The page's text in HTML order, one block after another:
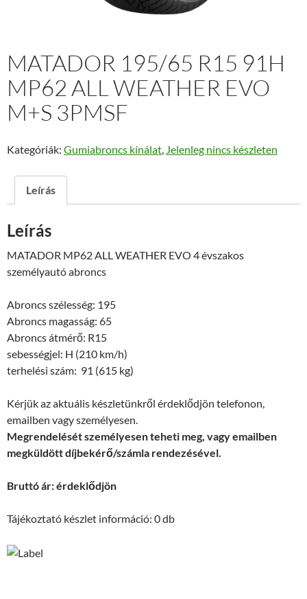
MATADOR 195/65 R15 91H
MP62 ALL WEATHER EVO
M+S 3PMSF
Kategóriák: Gumiabroncs kínálat, Jelenleg nincs készleten
Leírás
Leírás
MATADOR MP62 ALL WEATHER EVO 4 évszakos
személyautó abroncs
Abroncs szélesség: 195
Abroncs magasság: 65
Abroncs átmérő: R15
sebességjel: H (210 km/h)
terhelési szám: 91 (615 kg)
Kérjük az aktuális készletünkről érdeklődjön telefonon,
emailben vagy személyesen.
Megrendelését személyesen teheti meg, vagy emailben
megküldött díjbekérő/számla rendezésével.
Bruttó ár: érdeklődjön
Tájékoztató készlet információ: 0 db